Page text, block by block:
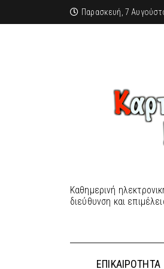
Παρασκευή, 7
Καθημερινή
διεύθυνση και
ΕΠΙΚΑΙΡΌΤΗΤΑ